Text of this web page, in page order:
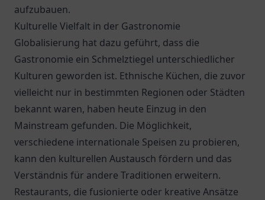
aufzubauen.
Kulturelle Vielfalt in der Gastronomie
Globalisierung hat dazu geführt, dass die
Gastronomie ein Schmelztiegel unterschiedlicher
Kulturen geworden ist. Ethnische Küchen, die zuvor
vielleicht nur in bestimmten Regionen oder Städten
bekannt waren, haben heute Einzug in den
Mainstream gefunden. Die Möglichkeit,
verschiedene internationale Speisen zu probieren,
kann den kulturellen Austausch fördern und das
Verständnis für andere Traditionen erweitern.
Restaurants, die fusionierte oder kreative Ansätze